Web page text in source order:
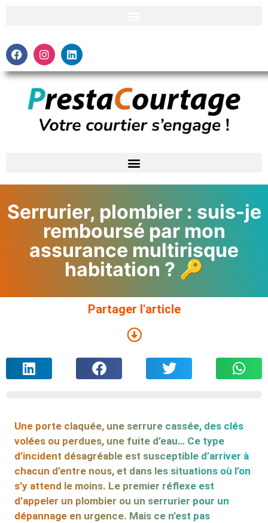
Serrurier, plombier : suis-je
remboursé par mon
assurance multirisque
habitation ? 🔑
Partager l'article
Une porte claquée, une serrure cassée, des clés
volées ou perdues, une fuite d’eau… Ce type
d’incident désagréable est susceptible d’arriver à
chacun d’entre nous, et dans les situations où l’on
s’y attend le moins. Le premier réflexe est
d’appeler un plombier ou un serrurier pour un
dépannage en urgence. Mais ce n’est pas